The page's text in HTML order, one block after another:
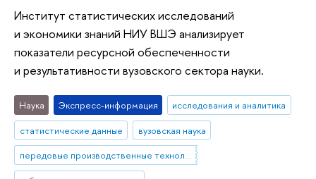
Институт статистических исследований
и экономики знаний НИУ ВШЭ анализирует
показатели ресурсной обеспеченности
и результативности вузовского сектора науки.
Наука Экспресс-информация
исследования и аналитика
статистические данные
вузовская наука
передовые производственные технологии